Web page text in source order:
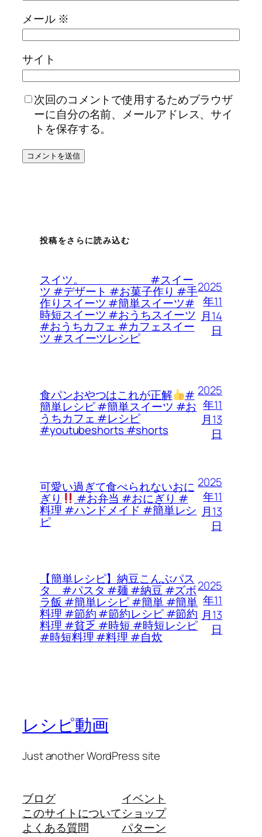
メール ※
サイト
次回のコメントで使用するためブラウザ
ーに自分の名前、メールアドレス、サイ
トを保存する。
投稿をさらに読み込む
スイツ。 #スイー
ツ #デザート #お菓子作り #手
作りスイーツ #簡単スイーツ#
時短スイーツ #おうちスイーツ
#おうちカフェ #カフェスイー
ツ #スイーツレシピ
2025
年11
月14
日
食パンおやつはこれが正解 #
簡単レシピ #簡単スイーツ #お
うちカフェ #レシピ
#youtubeshorts #shorts
2025
年11
月13
日
可愛い過ぎて食べられないおに
ぎり #お弁当 #おにぎり #
料理 #ハンドメイド #簡単レシ
ピ
2025
年11
月13
日
【簡単レシピ】納豆こんぶパス
タ #パスタ #麺 #納豆 #ズボ
ラ飯 #簡単レシピ #簡単 #簡単
料理 #節約 #節約レシピ #節約
料理 #貧乏 #時短 #時短レシピ
#時短料理 #料理 #自炊
2025
年11
月13
日
レシピ動画
Just another WordPress site
ブログ
このサイトについて
よくある質問
イベント
ショップ
パターン